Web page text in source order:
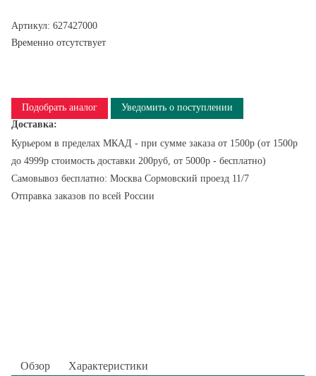
Артикул: 627427000
Временно отсутствует
Подобрать аналог
Уведомить о поступлении
Доставка:
Курьером в пределах МКАД - при сумме заказа от 1500р (от 1500р
до 4999р стоимость доставки 200руб, от 5000р - бесплатно)
Самовывоз бесплатно: Москва Сормовский проезд 11/7
Отправка заказов по всей России
Обзор Характеристики